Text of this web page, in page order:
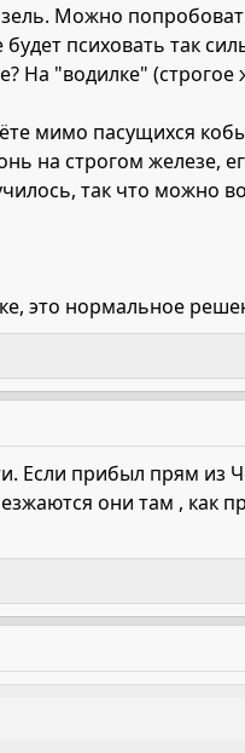
Можно
психовать так
На "водилке" (строгое
мимо пасущихся
на строгом железе,
так что можно
это нормальное
Если прибыл прям из
они там , как